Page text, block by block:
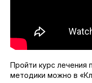
Пройти курс
методики можно в